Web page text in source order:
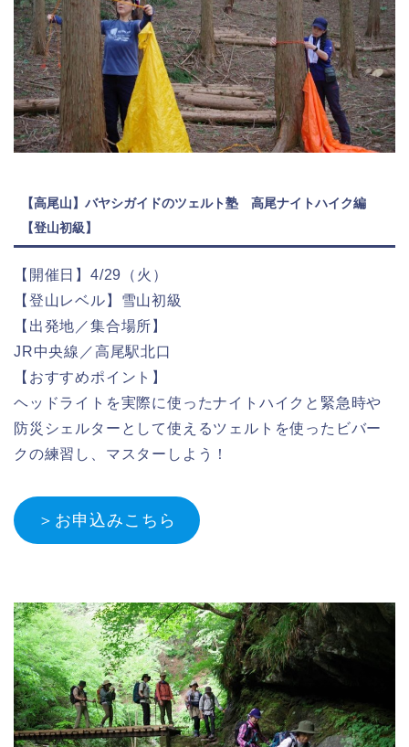
【高尾山】バヤシガイドのツェルト塾 高尾ナイトハイク編
【登山初級】
【開催日】4/29（火）
【登山レベル】雪山初級
【出発地／集合場所】
JR中央線／高尾駅北口
【おすすめポイント】
ヘッドライトを実際に使ったナイトハイクと緊急時や
防災シェルターとして使えるツェルトを使ったビバー
クの練習し、マスターしよう！
＞お申込みこちら